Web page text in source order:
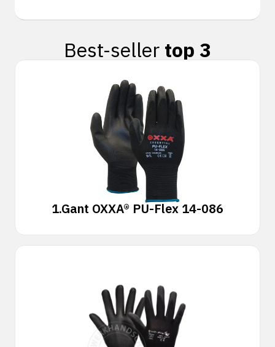
Best-seller top 3
1.Gant OXXA® PU-Flex 14-086